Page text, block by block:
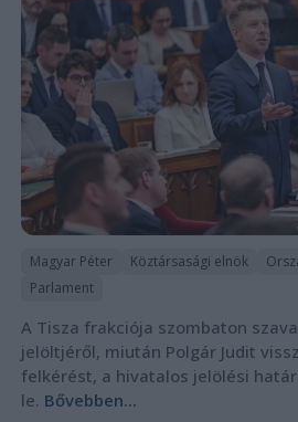
Magyar Péter Köztársasági elnök
Parlament
A Tisza frakciója szombaton
jelöltjéről, miután Polgár Judit
felkérést, a hivatalos jelölési
le. Bővebben...